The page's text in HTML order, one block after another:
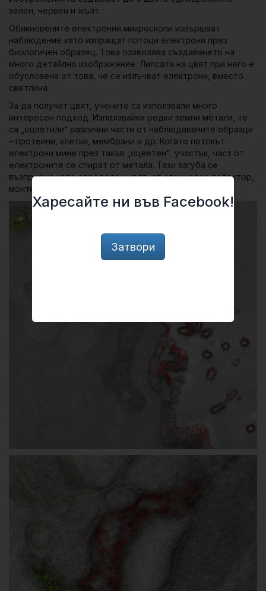
зелен, червен и жълт.
Обикновените електронни микроскопи извършват
наблюдение като изпращат потоци електрони през
биологичен образец. Това позволява създаването на
много детайлно изображение. Липсата на цвят при него е
обусловена от това, че се излъчват електрони, вместо
светлина.
За да получат цвят, учените са използвали много
интересен подход. Използвайки редки земни метали, те
са „оцветили“ различни части от наблюдаваните образци
– протеини, клетки, мембрани и др. Когато потокът
електрони мине през такъв „оцветен“ участък, част от
електроните се спират от метала. Тази загуба се
възприема като определен цвят, от специален детектор,
монтиран на обикновен електронен микроскоп.
Харесайте ни във Facebook!
Затвори